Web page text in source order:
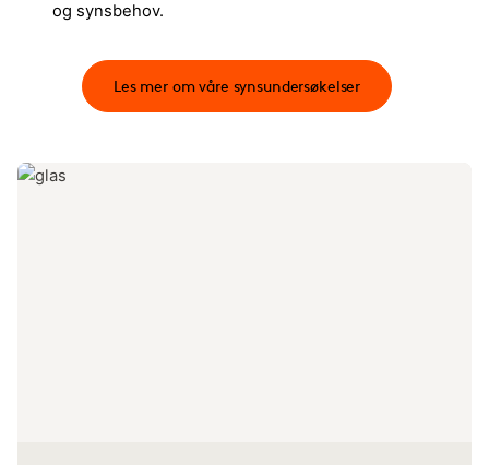
og synsbehov.​
Les mer om våre synsundersøkelser